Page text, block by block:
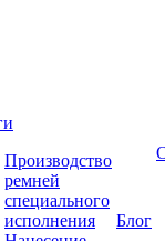
Производство
ремней
специального
исполнения
Блог